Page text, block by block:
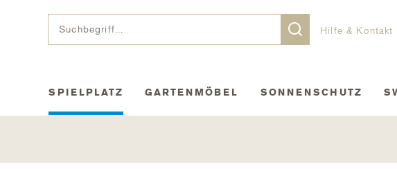
Hilfe & Kontakt
SPIELPLATZ GARTENMÖBEL SONNENSCHUTZ